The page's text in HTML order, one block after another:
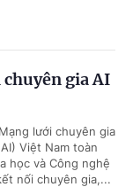
gia AI
lưới chuyên gia
Việt Nam toàn
học và Công nghệ
nối chuyên gia,...